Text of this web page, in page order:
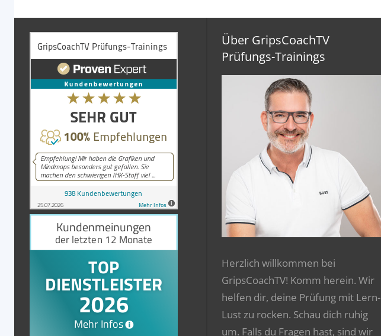
Über GripsCoachTV
Prüfungs-Trainings
Herzlich willkommen bei
GripsCoachTV! Komm herein. Wir
helfen dir, deine Prüfung mit Lern-
Lust zu rocken. Schau dich ruhig
um. Falls du Fragen hast, sind wir